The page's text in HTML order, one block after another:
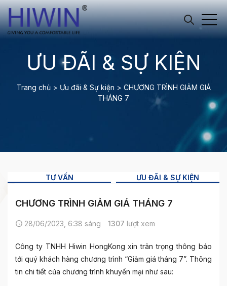
ƯU ĐÃI & SỰ KIỆN
Trang chủ> Ưu đãi & Sự kiện > CHƯƠNG TRÌNH GIẢM GIÁ
THÁNG 7
TƯ VẤN ƯU ĐÃI & SỰ KIỆN
CHƯƠNG TRÌNH GIẢM GIÁ THÁNG 7
28/06/2023, 6:38 sáng 1307 lượt xem
Công ty TNHH Hiwin HongKong xin trân trọng thông báo
tới quý khách hàng chương trình “Giảm giá tháng 7”. Thông
tin chi tiết của chương trình khuyến mại như sau: